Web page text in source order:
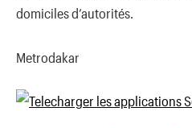
domiciles d’autorités.
Metrodakar